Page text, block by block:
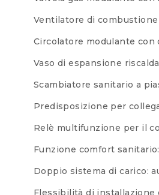
Ventilatore di
Circolatore modulante con
Vaso di espansione
Scambiatore sanitario a
Predisposizione per
Relè multifunzione per il
Funzione comfort
Doppio sistema di carico:
Flessibilità di installazione